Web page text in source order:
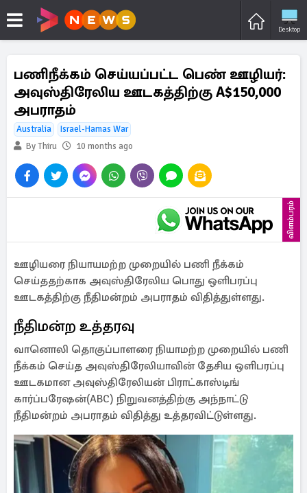
Desktop
பணிநீக்கம் செய்யப்பட்ட பெண் ஊழியர்:
அவுஸ்திரேலிய ஊடகத்திற்கு A$150,000
அபராதம்
Australia
Israel-Hamas War
By Thiru
10 months ago
விளம்பரம்
ஊழியரை நியாயமற்ற முறையில் பணி நீக்கம்
செய்ததற்காக அவுஸ்திரேலிய பொது ஒளிபரப்பு
ஊடகத்திற்கு நீதிமன்றம் அபராதம் விதித்துள்ளது.
நீதிமன்ற உத்தரவு
வானொலி தொகுப்பாளரை நியாமற்ற முறையில் பணி
நீக்கம் செய்த அவுஸ்திரேலியாவின் தேசிய ஒளிபரப்பு
ஊடகமான அவுஸ்திரேலியன் பிராட்காஸ்டிங்
கார்ப்பரேஷன்(ABC) நிறுவனத்திற்கு அந்நாட்டு
நீதிமன்றம் அபராதம் விதித்து உத்தரவிட்டுள்ளது.